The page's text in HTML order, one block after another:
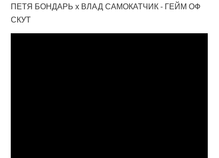
ПЕТЯ БОНДАРЬ х ВЛАД САМОКАТЧИК - ГЕЙМ ОФ
СКУТ